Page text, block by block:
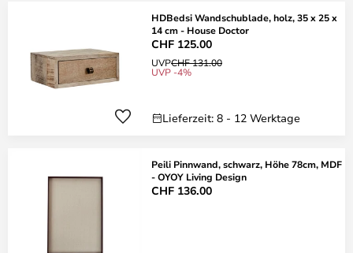
HDBedsi Wandschublade, holz, 35 x 25 x
14 cm - House Doctor
CHF 125.00
UVPCHF 131.00
UVP -4%
Lieferzeit: 8 - 12 Werktage
Peili Pinnwand, schwarz, Höhe 78cm, MDF
- OYOY Living Design
CHF 136.00